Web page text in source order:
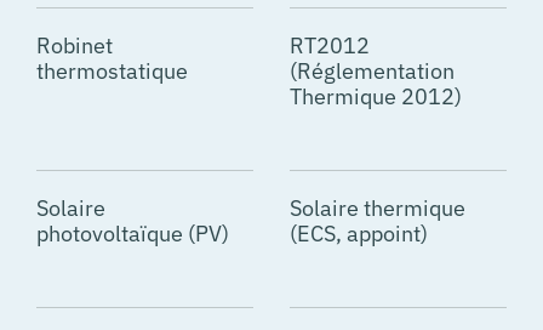
Robinet
thermostatique
RT2012
(Réglementation
Thermique 2012)
Solaire
photovoltaïque (PV)
Solaire thermique
(ECS, appoint)